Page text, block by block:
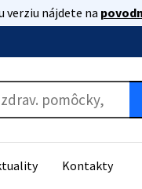
verziu nájdete na
Kontakty